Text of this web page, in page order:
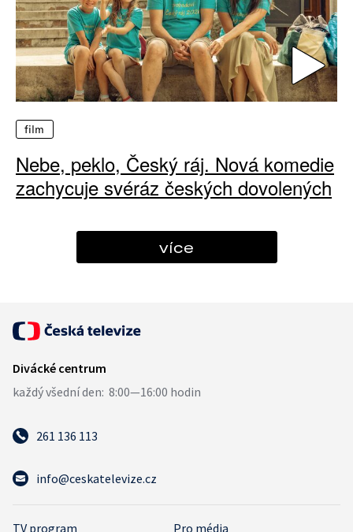
film
Nebe, peklo, Český ráj. Nová komedie
zachycuje svéráz českých dovolených
více
261 136 113
info@ceskatelevize.cz
TV program Pro média